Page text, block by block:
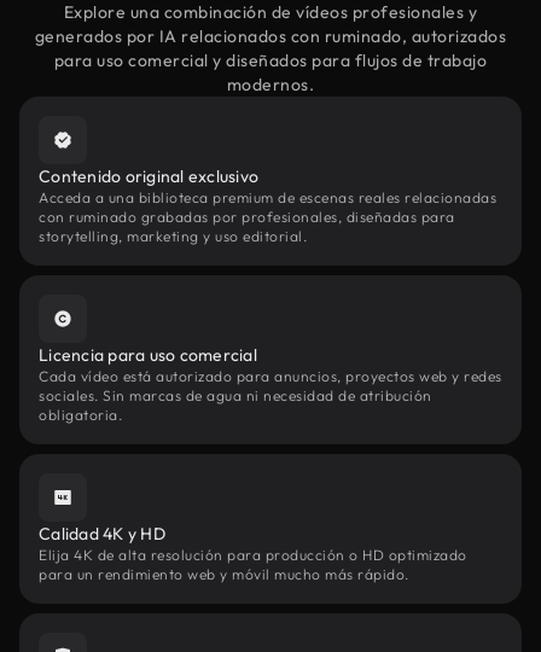
Explore una combinación de vídeos profesionales y
generados por IA relacionados con ruminado, autorizados
para uso comercial y diseñados para flujos de trabajo
modernos.
Contenido original exclusivo
Acceda a una biblioteca premium de escenas reales relacionadas
con ruminado grabadas por profesionales, diseñadas para
storytelling, marketing y uso editorial.
Licencia para uso comercial
Cada vídeo está autorizado para anuncios, proyectos web y redes
sociales. Sin marcas de agua ni necesidad de atribución
obligatoria.
Calidad 4K y HD
Elija 4K de alta resolución para producción o HD optimizado
para un rendimiento web y móvil mucho más rápido.